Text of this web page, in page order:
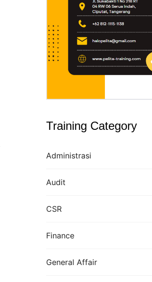
Training Category
Administrasi
Audit
CSR
Finance
General Affair